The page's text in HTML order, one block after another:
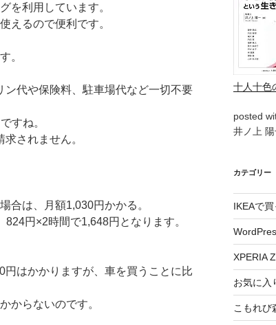
を利用しています。
えるので便利です。
。
ン代や保険料、駐車場代など一切不要
すね。
されません。
合は、月額1,030円かかる。
円×2時間で1,648円となります。
円はかかりますが、車を買うことに比
からないのです。
十人十色
posted
井ノ上
カテゴリー
IKEAで
XPERIA
お気に入
こもれび